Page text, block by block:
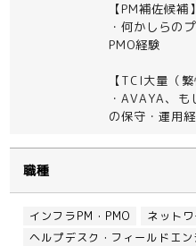
【PM補佐候補】
・何かしらの
PMO経験
【TCI大量（
・AVAYA、も
の保守・運用
職種
インフラPM・PMO
ネット
ヘルプデスク・フィールドエン